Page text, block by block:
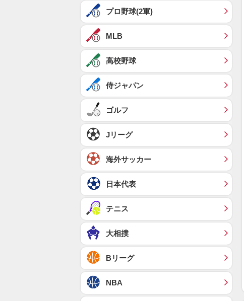
プロ野球(2軍)
MLB
高校野球
侍ジャパン
ゴルフ
Jリーグ
海外サッカー
日本代表
テニス
大相撲
Bリーグ
NBA